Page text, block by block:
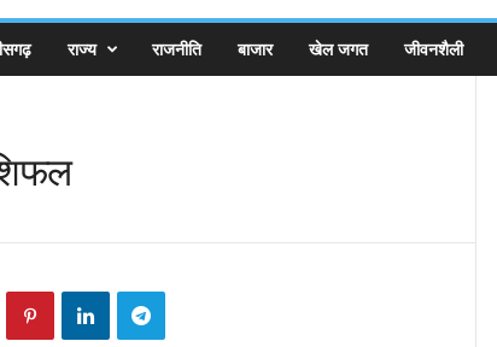
राज्य राजनीति बाजार खेल जगत जीवनशैली